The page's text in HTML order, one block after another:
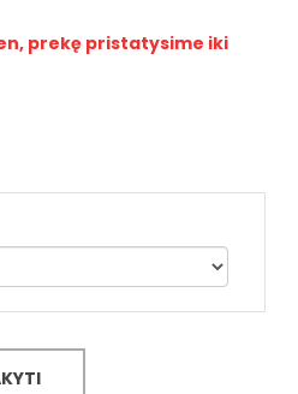
prekę pristatysime iki